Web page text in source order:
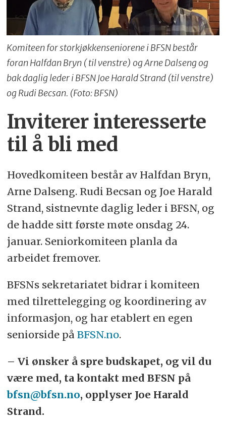
Komiteen for storkjøkkenseniorene i BFSN består
foran Halfdan Bryn ( til venstre) og Arne Dalseng og
bak daglig leder i BFSN Joe Harald Strand (til venstre)
og Rudi Becsan. (Foto: BFSN)
Inviterer interesserte
til å bli med
Hovedkomiteen består av Halfdan Bryn,
Arne Dalseng. Rudi Becsan og Joe Harald
Strand, sistnevnte daglig leder i BFSN, og
de hadde sitt første møte onsdag 24.
januar. Seniorkomiteen planla da
arbeidet fremover.
BFSNs sekretariatet bidrar i komiteen
med tilrettelegging og koordinering av
informasjon, og har etablert en egen
seniorside på BFSN.no.
– Vi ønsker å spre budskapet, og vil du
være med, ta kontakt med BFSN på
bfsn@bfsn.no, opplyser Joe Harald
Strand.